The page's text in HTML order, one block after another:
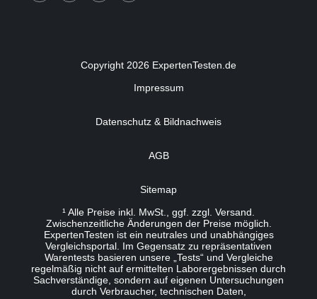
Copyright 2026 ExpertenTesten.de
Impressum
Datenschutz & Bildnachweis
AGB
Sitemap
¹ Alle Preise inkl. MwSt., ggf. zzgl. Versand.
Zwischenzeitliche Änderungen der Preise möglich.
ExpertenTesten ist ein neutrales und unabhängiges
Vergleichsportal. Im Gegensatz zu repräsentativen
Warentests basieren unsere „Tests“ und Vergleiche
regelmäßig nicht auf ermittelten Laborergebnissen durch
Sachverständige, sondern auf eigenen Untersuchungen
durch Verbraucher, technischen Daten,